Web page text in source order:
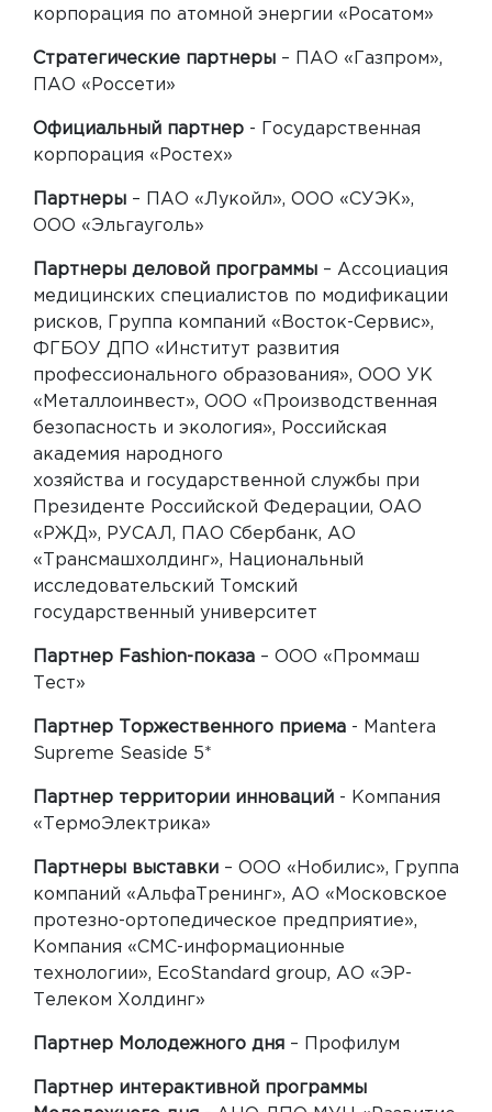
корпорация по атомной энергии «Росатом»
Стратегические партнеры – ПАО «Газпром»,
ПАО «Россети»
Официальный партнер - Государственная
корпорация «Ростех»
Партнеры – ПАО «Лукойл», ООО «СУЭК»,
ООО «Эльгауголь»
Партнеры деловой программы – Ассоциация
медицинских специалистов по модификации
рисков, Группа компаний «Восток-Сервис»,
ФГБОУ ДПО «Институт развития
профессионального образования», ООО УК
«Металлоинвест», ООО «Производственная
безопасность и экология», Российская
академия народного
хозяйства и государственной службы при
Президенте Российской Федерации, ОАО
«РЖД», РУСАЛ, ПАО Сбербанк, АО
«Трансмашхолдинг», Национальный
исследовательский Томский
государственный университет
Партнер Fashion-показа – ООО «Проммаш
Тест»
Партнер Торжественного приема - Mantera
Supreme Seaside 5*
Партнер территории инноваций - Компания
«ТермоЭлектрика»
Партнеры выставки – ООО «Нобилис», Группа
компаний «АльфаТренинг», АО «Московское
протезно-ортопедическое предприятие»,
Компания «СМС-информационные
технологии», EcoStandard group, АО «ЭР-
Телеком Холдинг»
Партнер Молодежного дня – Профилум
Партнер интерактивной программы